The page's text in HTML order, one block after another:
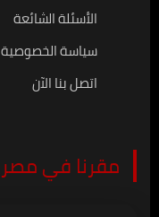
الأسئلة الشائعة
سياسة الخصوصية
اتصل بنا الآن
مقرنا في مصر